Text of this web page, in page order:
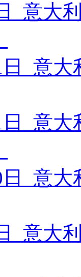
意大
日 意
日 意
日 意
意大